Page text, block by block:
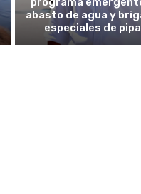
abasto de agua y
especiales de